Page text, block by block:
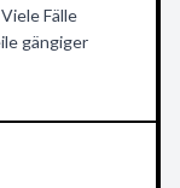
Fälle
gängiger